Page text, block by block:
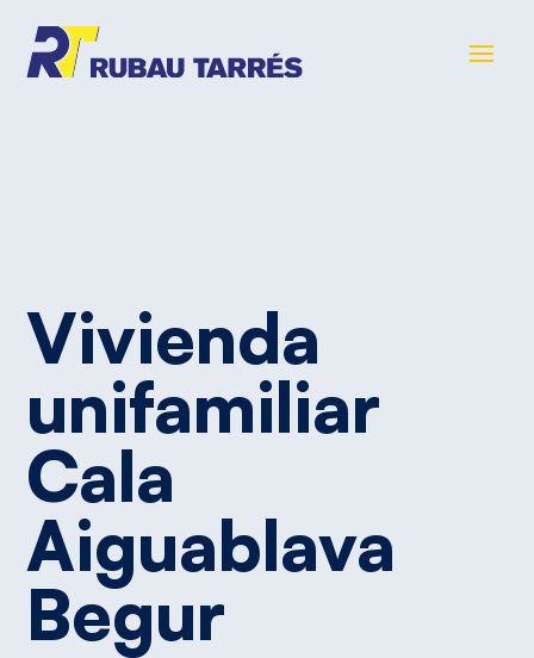
Vivienda
unifamiliar
Cala
Aiguablava
Begur